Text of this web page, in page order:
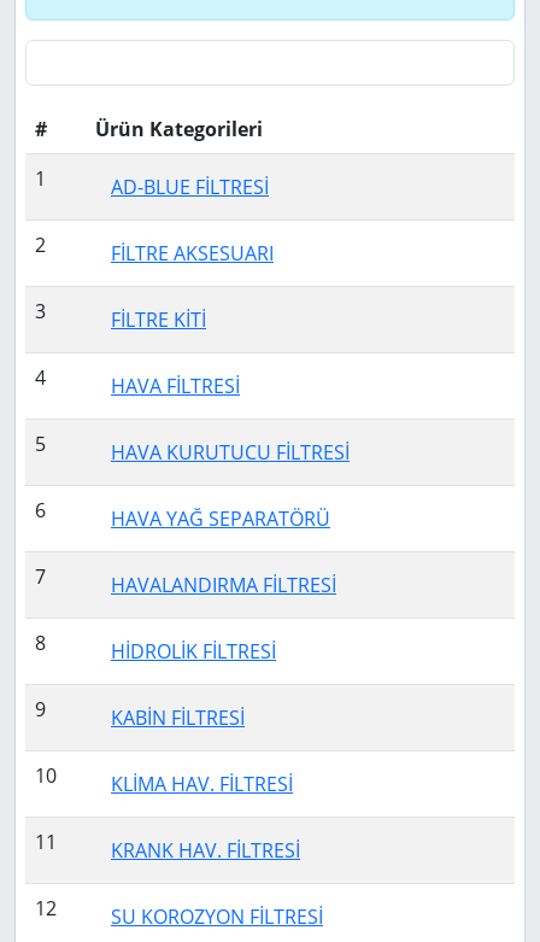
#
Ürün Kategorileri
1
AD-BLUE FİLTRESİ
2 FİLTRE AKSESUARI
3 FİLTRE KİTİ
4 HAVA FİLTRESİ
5 HAVA KURUTUCU FİLTRESİ
6 HAVA YAĞ SEPARATÖRÜ
7 HAVALANDIRMA FİLTRESİ
8 HİDROLİK FİLTRESİ
9 KABİN FİLTRESİ
10 KLİMA HAV. FİLTRESİ
11 KRANK HAV. FİLTRESİ
12 SU KOROZYON FİLTRESİ